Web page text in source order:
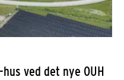
ved det nye OUH